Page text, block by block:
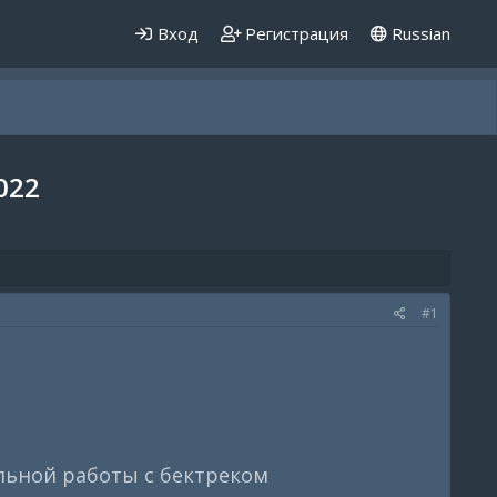
Вход Регистрация Russian
#1
работы с бектреком